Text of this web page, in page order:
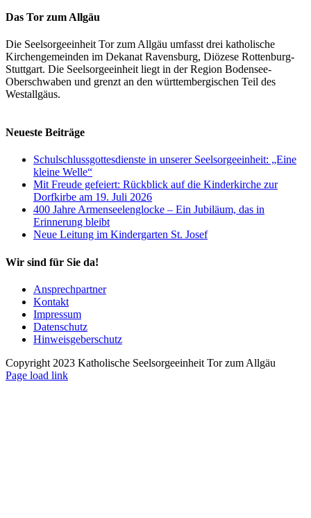
Das Tor zum Allgäu
Die Seelsorgeeinheit Tor zum Allgäu umfasst drei katholische
Kirchengemeinden im Dekanat Ravensburg, Diözese Rottenburg-
Stuttgart. Die Seelsorgeeinheit liegt in der Region Bodensee-
Oberschwaben und grenzt an den württembergischen Teil des
Westallgäus.
Neueste Beiträge
Schulschlussgottesdienste in unserer Seelsorgeeinheit: „Eine
kleine Welle“
Mit Freude gefeiert: Rückblick auf die Kinderkirche zur
Dorfkirbe am 19. Juli 2026
400 Jahre Armenseelenglocke – Ein Jubiläum, das in
Erinnerung bleibt
Neue Leitung im Kindergarten St. Josef
Wir sind für Sie da!
Ansprechpartner
Kontakt
Impressum
Datenschutz
Hinweisgeberschutz
Copyright 2023 Katholische Seelsorgeeinheit Tor zum Allgäu
Page load link